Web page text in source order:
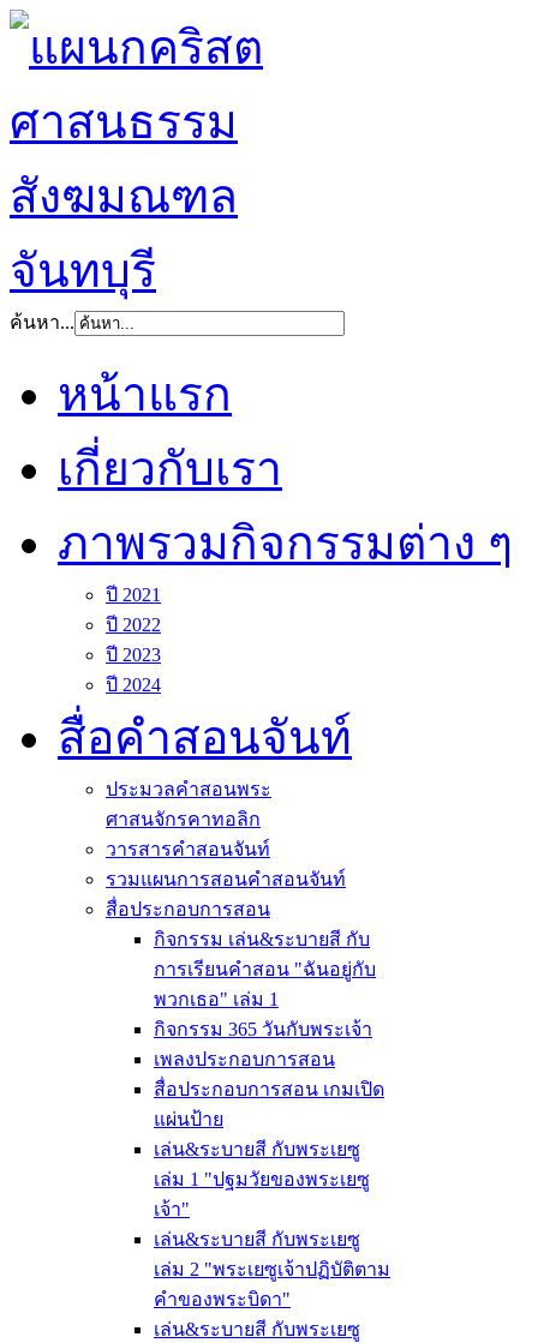
ค้นหา...
หน้าแรก
เกี่ยวกับเรา
ภาพรวมกิจกรรมต่าง ๆ
ปี 2021
ปี 2022
ปี 2023
ปี 2024
สื่อคำสอนจันท์
ประมวลคำสอนพระ
ศาสนจักรคาทอลิก
วารสารคำสอนจันท์
รวมแผนการสอนคำสอนจันท์
สื่อประกอบการสอน
กิจกรรม เล่น&ระบายสี กับ
การเรียนคำสอน "ฉันอยู่กับ
พวกเธอ" เล่ม 1
กิจกรรม 365 วันกับพระเจ้า
เพลงประกอบการสอน
สื่อประกอบการสอน เกมเปิด
แผ่นป้าย
เล่น&ระบายสี กับพระเยซู
เล่ม 1 "ปฐมวัยของพระเยซู
เจ้า"
เล่น&ระบายสี กับพระเยซู
เล่ม 2 "พระเยซูเจ้าปฏิบัติตาม
คำของพระบิดา"
เล่น&ระบายสี กับพระเยซู